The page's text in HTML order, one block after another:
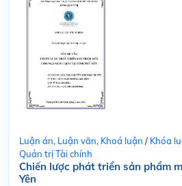
Luận án, Luận văn, Khoá luận / Khóa
Quản trị Tài chính
Chiến lược phát triển sản phẩm
Yên